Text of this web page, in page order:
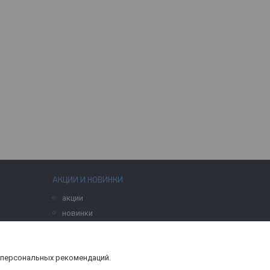
АКЦИИ И НОВИНКИ
акции
новинки
рекомендаций.